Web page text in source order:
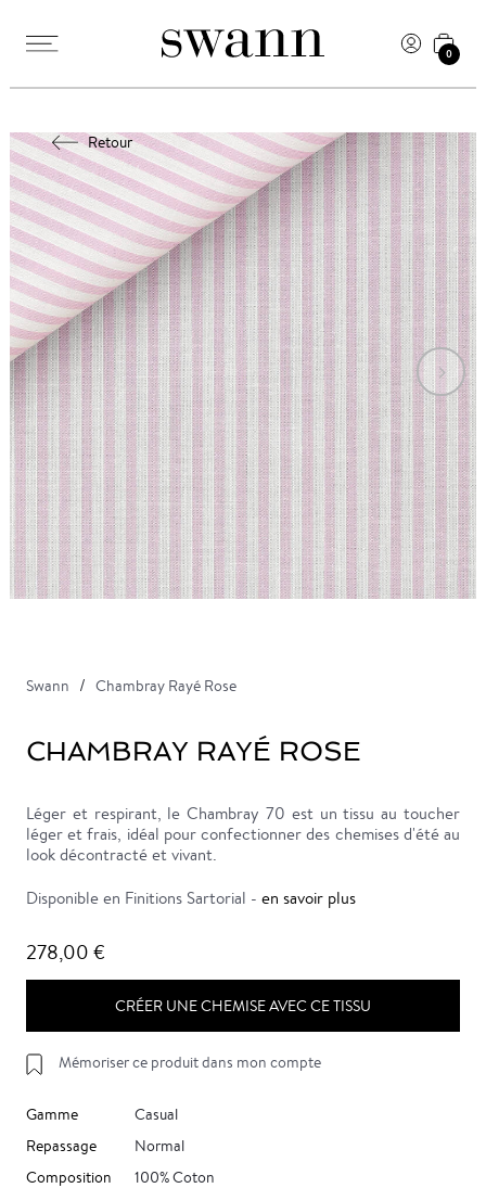
0
Retour
Swann Chambray Rayé Rose
CHAMBRAY RAYÉ ROSE
Léger et respirant, le Chambray 70 est un tissu au toucher
léger et frais, idéal pour confectionner des chemises d'été au
look décontracté et vivant.
Disponible en Finitions Sartorial - en savoir plus
278,00 €
CRÉER UNE CHEMISE AVEC CE TISSU
Mémoriser ce produit dans mon compte
Gamme
Casual
Repassage
Normal
Composition
100% Coton